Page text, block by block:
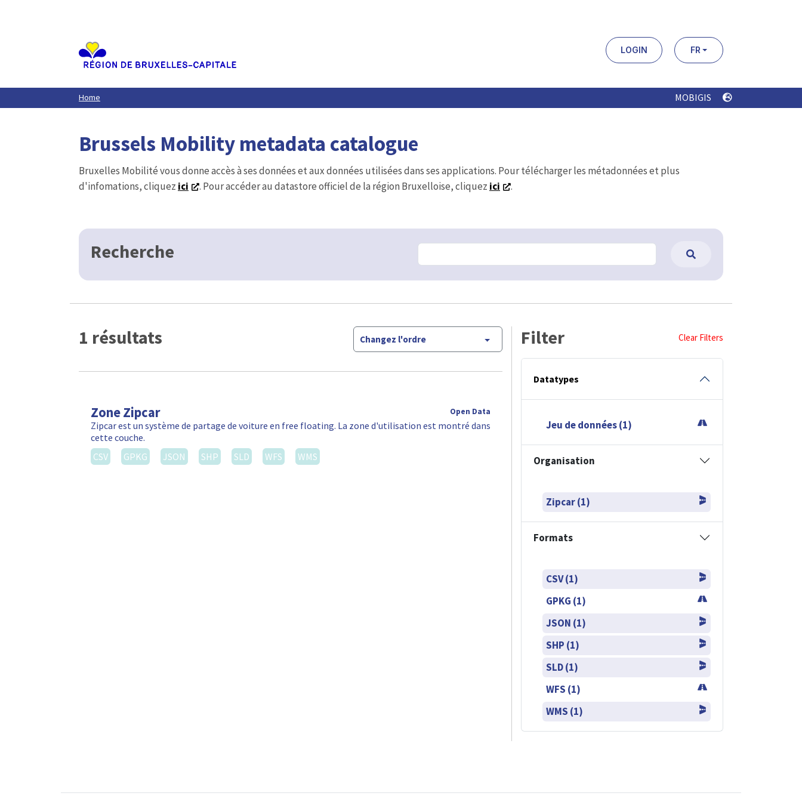
LOGIN FR
Home MOBIGIS
Brussels Mobility metadata catalogue
Bruxelles Mobilité vous donne accès à ses données et aux données utilisées dans ses applications. Pour télécharger les métadonnées et plus
d'infomations, cliquez ici . Pour accéder au datastore officiel de la région Bruxelloise, cliquez ici .
Recherche
1 résultats Changez l'ordre
Zone Zipcar Open Data
Zipcar est un système de partage de voiture en free floating. La zone d'utilisation est montré dans
cette couche.
CSV
GPKG JSON SHP SLD WFS WMS
Filter Clear Filters
Datatypes
Jeu de données (1)
Organisation
Zipcar (1)
Formats
CSV (1)
GPKG (1)
JSON (1)
SHP (1)
SLD (1)
WFS (1)
WMS (1)